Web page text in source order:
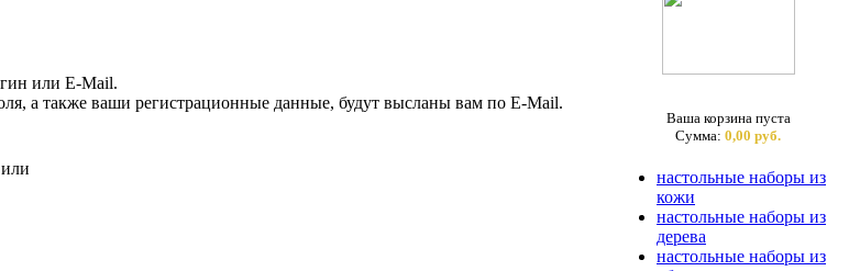
или E-Mail.
а также ваши регистрационные данные, будут высланы вам по E-Mail.
или
Ваша корзина пуста
Сумма: 0,00 руб.
настольные наборы из
кожи
настольные наборы из
дерева
настольные наборы из